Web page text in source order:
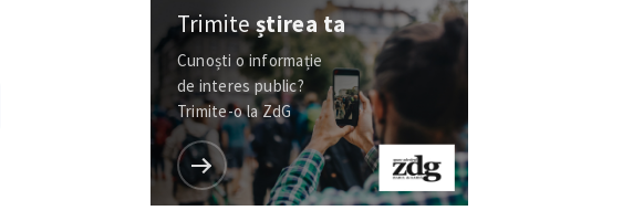
Trimiteștirea ta
Cunoști o informație
de interes public?
Trimite-o la ZdG